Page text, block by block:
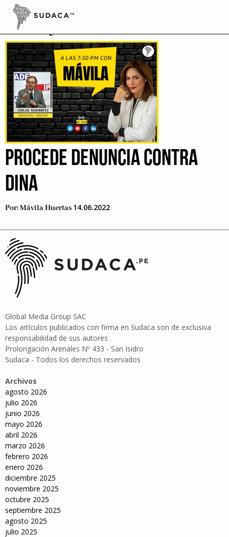
Skip
contentSilva y Montesinos
PROCEDE DENUNCIA CONTRA
DINA
Por:Mávila Huertas 14.06.2022
Global Media Group SAC
Los artículos publicados con firma en Sudaca son de exclusiva
responsabilidad de sus autores .
Prolongación Arenales Nº 433 - San Isidro
Sudaca - Todos los derechos reservados
Archivos
agosto 2026
julio 2026
junio 2026
mayo 2026
abril 2026
marzo 2026
febrero 2026
enero 2026
diciembre 2025
noviembre 2025
octubre 2025
septiembre 2025
agosto 2025
julio 2025